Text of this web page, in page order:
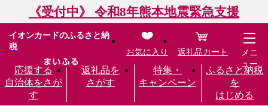
《受付中》 令和8年熊本地震緊急支援
イオンカードのふるさと納
税
応援する
自治体をさが
す
返礼品を
さがす
特集・
キャンペーン
ふるさと納税
を
はじめる
お気に入り 返礼品カート
メニ
ュー